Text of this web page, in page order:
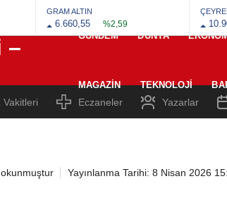
GRAM ALTIN
6.660,55 %2,59
GÜNDEM
DÜNYA
MAGAZIN TEKNOLOJI
Vakitleri Eczaneler Yazarlar
Yayınlanma Tarihi: 8 Nisan 2026